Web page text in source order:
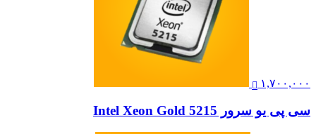
۱,۷۰۰,۰۰۰
سی پی یو سرور Intel Xeon Gold 5215